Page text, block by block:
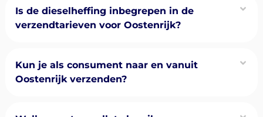
Is de dieselheffing inbegrepen in de
verzendtarieven voor Oostenrijk?
Kun je als consument naar en vanuit
Oostenrijk verzenden?